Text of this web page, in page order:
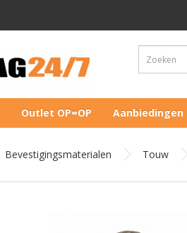
Outlet OP=OP Aanbiedingen
Bevestigingsmaterialen Touw